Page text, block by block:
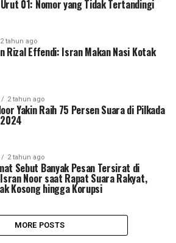
01: Nomor yang Tidak Tertandingi
2 tahun ago
Rizal Effendi: Isran Makan Nasi Kotak
2 tahun ago
Yakin Raih 75 Persen Suara di Pilkada
2 tahun ago
Sebut Banyak Pesan Tersirat di
Noor saat Rapat Suara Rakyat,
Kosong hingga Korupsi
MORE POSTS